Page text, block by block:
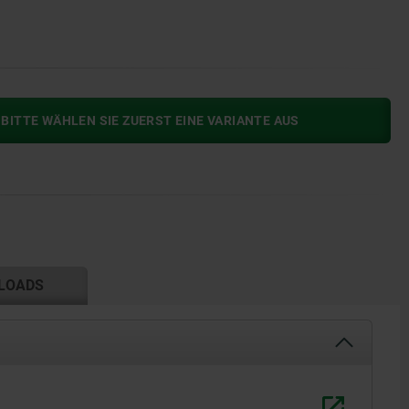
BITTE WÄHLEN SIE ZUERST EINE VARIANTE AUS